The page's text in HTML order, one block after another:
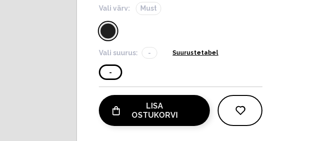
Vali värv: Must
Vali suurus: - Suurustetabel
-
LISA
OSTUKORVI